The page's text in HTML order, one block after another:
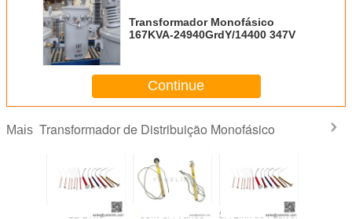
Transformador Monofásico
167KVA-24940GrdY/14400 347V
Continue
Mais Transformador de Distribuição Monofásico
12-27kv
33kv 3A Vários
5A Link de Fusível